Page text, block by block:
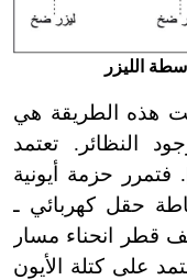
هذه الطريقة هي
النظائر. تعتمد
حزمة أيونية
حقل كهربائي ـ
انحناء مسار
على كتلة الأيون